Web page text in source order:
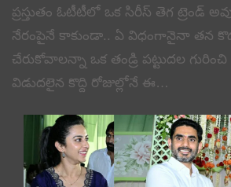
ప్రస్తుతం ఓటీటీలో ఒక సిరీస్ తెగ ట్రెండ్
నేరంపైనే కాకుండా.. ఏ విధంగానైనా తన
చేరుకోవాలన్నా ఒక తండ్రి పట్టుదల
విడుదలైన కొద్ది రోజుల్లోనే ఈ…